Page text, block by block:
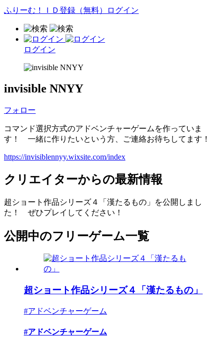
ふりーむ！ＩＤ登録（無料） ログイン
ログイン
invisible NNYY
フォロー
コマンド選択方式のアドベンチャーゲームを作っていま
す！ 一緒に作りたいという方、ご連絡お待ちしてます！
https://invisiblennyy.wixsite.com/index
クリエイターからの最新情報
超ショート作品シリーズ４「漢たるもの」を公開しまし
た！ ぜひプレイしてください！
公開中のフリーゲーム一覧
超ショート作品シリーズ４「漢たるもの」
#アドベンチャーゲーム
#アドベンチャーゲーム